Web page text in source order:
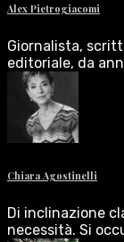
Alex Pietrogiacomi
Giornalista,
editoriale, da
Chiara Agostinelli
Di inclinazione
necessità. Si